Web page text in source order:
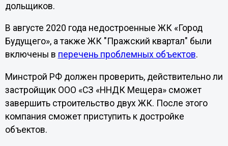
дольщиков.
В августе 2020 года недостроенные ЖК «Город
Будущего», а также ЖК "Пражский квартал" были
включены в перечень проблемных объектов.
Минстрой РФ должен проверить, действительно ли
застройщик ООО «СЗ «ННДК Мещера» сможет
завершить строительство двух ЖК. После этого
компания сможет приступить к достройке
объектов.